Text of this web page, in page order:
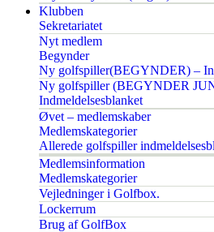
Klubben
Sekretariatet
Nyt medlem
Begynder
Ny golfspiller(BEGYNDER) –
Ny golfspiller (BEGYNDER
Indmeldelsesblanket
Øvet – medlemskaber
Medlemskategorier
Allerede golfspiller
Medlemsinformation
Medlemskategorier
Vejledninger i Golfbox.
Lockerrum
Brug af GolfBox